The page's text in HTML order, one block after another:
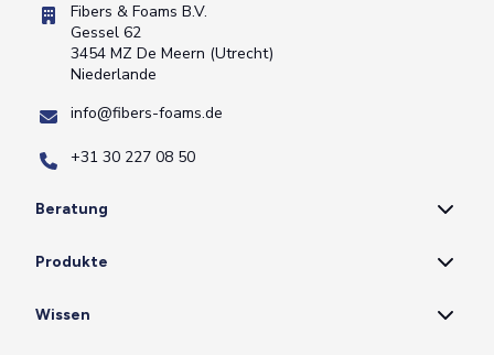
Fibers & Foams B.V.
Gessel 62
3454 MZ De Meern (Utrecht)
Niederlande
info@fibers-foams.de
+31 30 227 08 50
Beratung
Produkte
Wissen